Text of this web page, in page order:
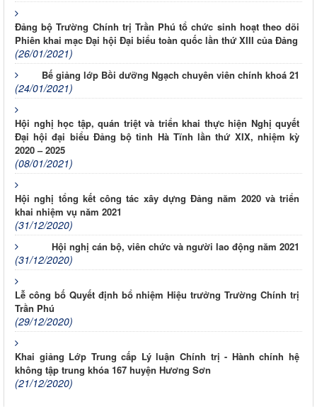
Đảng bộ Trường Chính trị Trần Phú tổ chức sinh hoạt theo dõi
Phiên khai mạc Đại hội Đại biểu toàn quốc lần thứ XIII của Đảng
(26/01/2021)
Bế giảng lớp Bồi dưỡng Ngạch chuyên viên chính khoá 21
(24/01/2021)
Hội nghị học tập, quán triệt và triển khai thực hiện Nghị quyết
Đại hội đại biểu Đảng bộ tỉnh Hà Tĩnh lần thứ XIX, nhiệm kỳ
2020 – 2025
(08/01/2021)
Hội nghị tổng kết công tác xây dựng Đảng năm 2020 và triển
khai nhiệm vụ năm 2021
(31/12/2020)
Hội nghị cán bộ, viên chức và người lao động năm 2021
(31/12/2020)
Lễ công bố Quyết định bổ nhiệm Hiệu trưởng Trường Chính trị
Trần Phú
(29/12/2020)
Khai giảng Lớp Trung cấp Lý luận Chính trị - Hành chính hệ
không tập trung khóa 167 huyện Hương Sơn
(21/12/2020)